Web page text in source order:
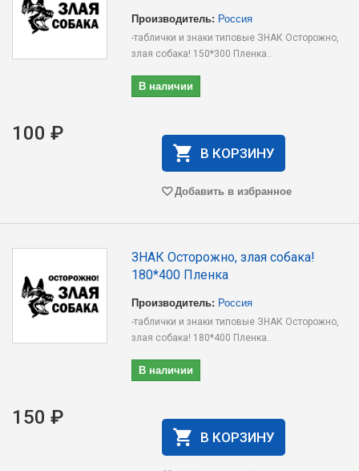
Производитель: Россия
-таблички и знаки типовые ЗНАК Осторожно,
злая собака! 150*300 Пленка..
В наличии
100 ₽
В КОРЗИНУ
Добавить в избранное
ЗНАК Осторожно, злая собака!
180*400 Пленка
Производитель: Россия
-таблички и знаки типовые ЗНАК Осторожно,
злая собака! 180*400 Пленка..
В наличии
150 ₽
В КОРЗИНУ